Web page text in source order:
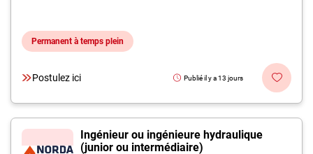
Permanent à temps plein
Postulez ici Publié il y a 13 jours
Ingénieur ou ingénieure hydraulique
(junior ou intermédiaire)